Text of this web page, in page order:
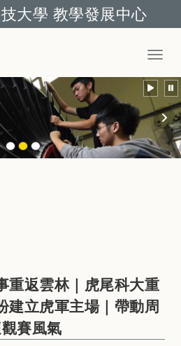
大學 教學發展中心
重返雲林｜虎尾科大重
建立虎軍主場｜帶動周
賽風氣